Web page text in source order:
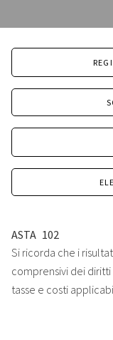
ASTA 102
Si ricorda che i
comprensivi dei
tasse e costi